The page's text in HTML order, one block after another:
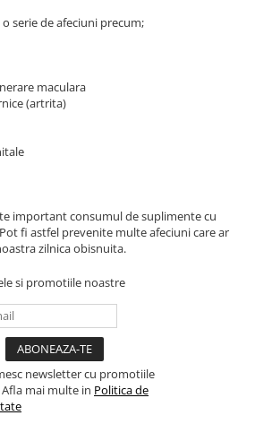
serie de afeciuni precum;
maculara
(artrita)
important consumul de suplimente cu
fi astfel prevenite multe afeciuni care ar
zilnica obisnuita.
si promotiile noastre
newsletter cu promotiile
mai multe in Politica de